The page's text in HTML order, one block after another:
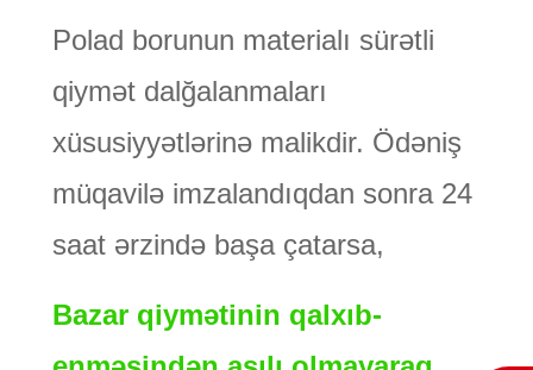
Polad borunun materialı sürətli
qiymət dalğalanmaları
xüsusiyyətlərinə malikdir. Ödəniş
müqavilə imzalandıqdan sonra 24
saat ərzində başa çatarsa,
Bazar qiymətinin qalxıb-